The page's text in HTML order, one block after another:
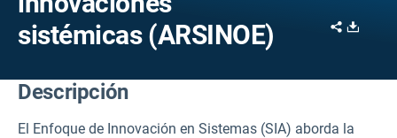
sistémicas (ARSINOE)
Share
Descripción
El Enfoque de Innovación en Sistemas (SIA) aborda la